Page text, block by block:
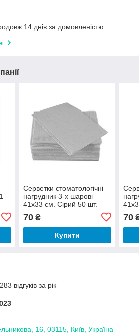
14 днів за домовленістю
Серветки стоматологічні
нагрудник 3-х шарові
41х33 см. Сірий 50 шт.
70₴
Купити
70
відгуків за рік
16, 03115, Київ, Україна